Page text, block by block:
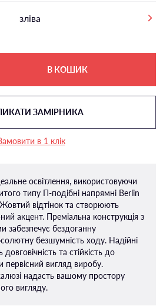
зліва
В КОШИК
ЗАМІРНИКА
в 1 клік
освітлення, використовуючи
типу П-подiбні напрямні Berlin
відтінок та створюють
акцент. Преміальна конструкція з
забезпечує бездоганну
безшумність ходу. Надійні
та стійкість до
первісний вигляд виробу.
надасть вашому простору
вигляду.